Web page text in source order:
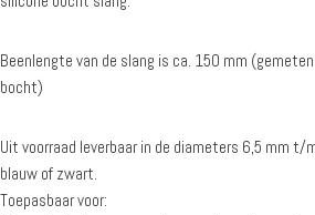
Beenlengte van de slang is ca. 150 mm
bocht)
Uit voorraad leverbaar in de diameters 6,5 mm t/
blauw of zwart.
Toepasbaar voor: